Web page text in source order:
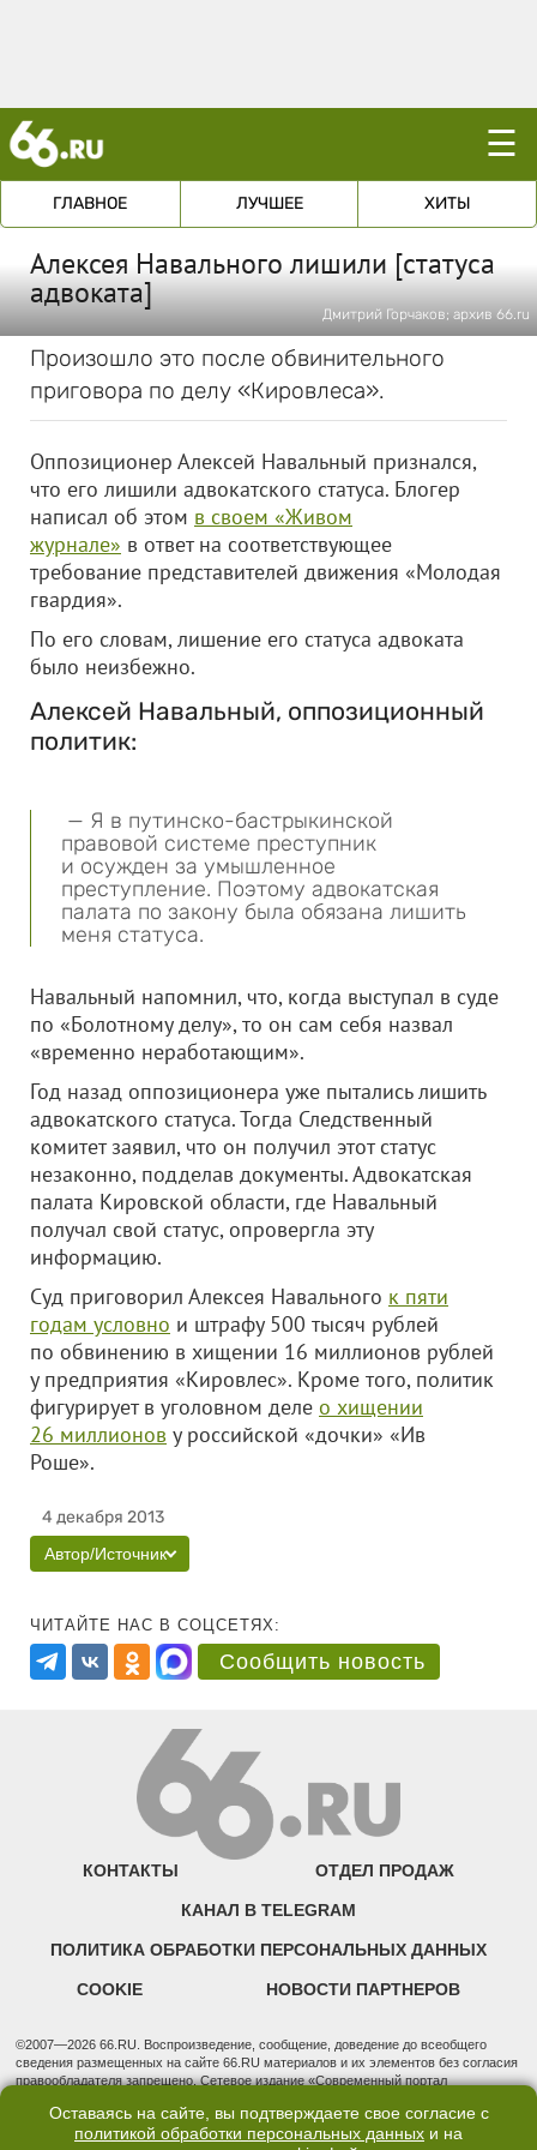
☰
ГЛАВНОЕ ЛУЧШЕЕ ХИТЫ
Алексея Навального лишили [статуса
адвоката]
Дмитрий Горчаков; архив 66.ru
Произошло это после обвинительного
приговора по делу «Кировлеса».
Оппозиционер Алексей Навальный признался,
что его лишили адвокатского статуса. Блогер
написал об этом в своем «Живом
журнале» в ответ на соответствующее
требование представителей движения «Молодая
гвардия».
По его словам, лишение его статуса адвоката
было неизбежно.
Алексей Навальный, оппозиционный
политик:
— Я в путинско-бастрыкинской
правовой системе преступник
и осужден за умышленное
преступление. Поэтому адвокатская
палата по закону была обязана лишить
меня статуса.
Навальный напомнил, что, когда выступал в суде
по «Болотному делу», то он сам себя назвал
«временно неработающим».
Год назад оппозиционера уже пытались лишить
адвокатского статуса. Тогда Следственный
комитет заявил, что он получил этот статус
незаконно, подделав документы. Адвокатская
палата Кировской области, где Навальный
получал свой статус, опровергла эту
информацию.
Суд приговорил Алексея Навального к пяти
годам условно и штрафу 500 тысяч рублей
по обвинению в хищении 16 миллионов рублей
у предприятия «Кировлес». Кроме того, политик
фигурирует в уголовном деле о хищении
26 миллионов у российской «дочки» «Ив
Роше».
4 декабря 2013
Автор/Источник
ЧИТАЙТЕ НАС В СОЦСЕТЯХ:
Сообщить новость
КОНТАКТЫ ОТДЕЛ ПРОДАЖ
КАНАЛ В TELEGRAM
ПОЛИТИКА ОБРАБОТКИ ПЕРСОНАЛЬНЫХ ДАННЫХ
COOKIE НОВОСТИ ПАРТНЕРОВ
©2007—2026 66.RU. Воспроизведение, сообщение, доведение до всеобщего
сведения размещенных на сайте 66.RU материалов и их элементов без согласия
правообладателя запрещено. Сетевое издание «Современный портал
надзору в сфере связи, информационных технологий и массовых коммуникаций
(Роскомнадзор). Регистрационный номер ЭЛ № ФС 77 - 76634 от 02.09.2019
Оставаясь на сайте, вы подтверждаете свое согласие с
политикой обработки персональных данных и на